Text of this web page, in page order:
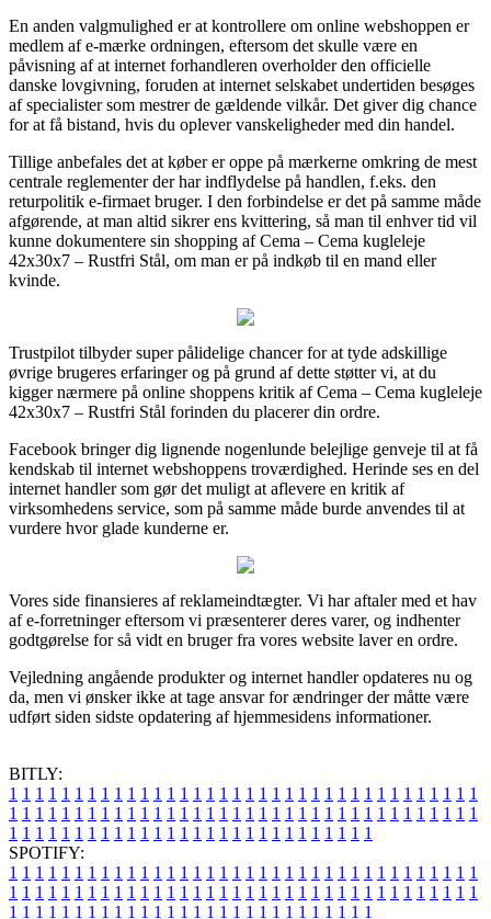
En anden valgmulighed er at kontrollere om online webshoppen er
medlem af e-mærke ordningen, eftersom det skulle være en
påvisning af at internet forhandleren overholder den officielle
danske lovgivning, foruden at internet selskabet undertiden besøges
af specialister som mestrer de gældende vilkår. Det giver dig chance
for at få bistand, hvis du oplever vanskeligheder med din handel.
Tillige anbefales det at køber er oppe på mærkerne omkring de mest
centrale reglementer der har indflydelse på handlen, f.eks. den
returpolitik e-firmaet bruger. I den forbindelse er det på samme måde
afgørende, at man altid sikrer ens kvittering, så man til enhver tid vil
kunne dokumentere sin shopping af Cema – Cema kugleleje
42x30x7 – Rustfri Stål, om man er på indkøb til en mand eller
kvinde.
Trustpilot tilbyder super pålidelige chancer for at tyde adskillige
øvrige brugeres erfaringer og på grund af dette støtter vi, at du
kigger nærmere på online shoppens kritik af Cema – Cema kugleleje
42x30x7 – Rustfri Stål forinden du placerer din ordre.
Facebook bringer dig lignende nogenlunde belejlige genveje til at få
kendskab til internet webshoppens troværdighed. Herinde ses en del
internet handler som gør det muligt at aflevere en kritik af
virksomhedens service, som på samme måde burde anvendes til at
vurdere hvor glade kunderne er.
Vores side finansieres af reklameindtægter. Vi har aftaler med et hav
af e-forretninger eftersom vi præsenterer deres varer, og indhenter
godtgørelse for så vidt en bruger fra vores website laver en ordre.
Vejledning angående produkter og internet handler opdateres nu og
da, men vi ønsker ikke at tage ansvar for ændringer der måtte være
udført siden sidste opdatering af hjemmesidens informationer.
BITLY:
1 1 1 1 1 1 1 1 1 1 1 1 1 1 1 1 1 1 1 1 1 1 1 1 1 1 1 1 1 1 1 1 1 1 1 1
1 1 1 1 1 1 1 1 1 1 1 1 1 1 1 1 1 1 1 1 1 1 1 1 1 1 1 1 1 1 1 1 1 1 1 1
1 1 1 1 1 1 1 1 1 1 1 1 1 1 1 1 1 1 1 1 1 1 1 1 1 1 1 1
SPOTIFY:
1 1 1 1 1 1 1 1 1 1 1 1 1 1 1 1 1 1 1 1 1 1 1 1 1 1 1 1 1 1 1 1 1 1 1 1
1 1 1 1 1 1 1 1 1 1 1 1 1 1 1 1 1 1 1 1 1 1 1 1 1 1 1 1 1 1 1 1 1 1 1 1
1 1 1 1 1 1 1 1 1 1 1 1 1 1 1 1 1 1 1 1 1 1 1 1 1 1 1 1